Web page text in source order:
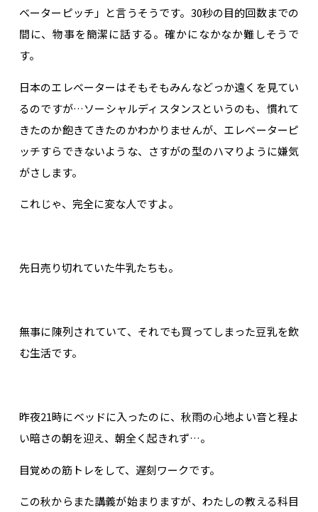
ベーターピッチ」と言うそうです。30秒の目的回数までの
間に、物事を簡潔に話する。確かになかなか難しそうで
す。
日本のエレベーターはそもそもみんなどっか遠くを見てい
るのですが…ソーシャルディスタンスというのも、慣れて
きたのか飽きてきたのかわかりませんが、エレベーターピ
ッチすらできないような、さすがの型のハマりように嫌気
がさします。
これじゃ、完全に変な人ですよ。
先日売り切れていた牛乳たちも。
無事に陳列されていて、それでも買ってしまった豆乳を飲
む生活です。
昨夜21時にベッドに入ったのに、秋雨の心地よい音と程よ
い暗さの朝を迎え、朝全く起きれず…。
目覚めの筋トレをして、遅刻ワークです。
この秋からまた講義が始まりますが、わたしの教える科目